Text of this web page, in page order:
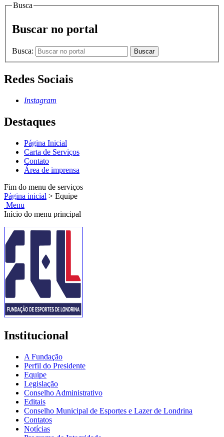
Busca
Buscar no portal
Busca: Buscar
Redes Sociais
Instagram
Destaques
Página Inicial
Carta de Serviços
Contato
Área de imprensa
Fim do menu de serviços
Página inicial > Equipe
Menu
Início do menu principal
Institucional
A Fundação
Perfil do Presidente
Equipe
Legislação
Conselho Administrativo
Editais
Conselho Municipal de Esportes e Lazer de Londrina
Contatos
Notícias